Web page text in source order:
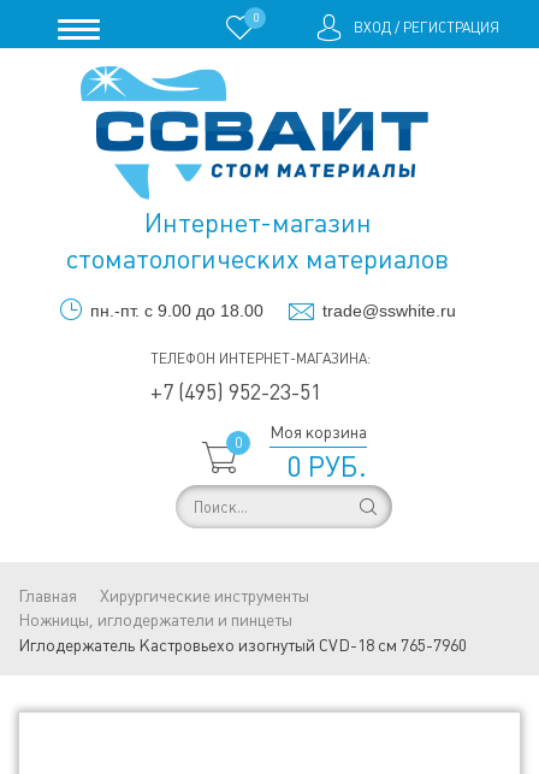
0
ВХОД/ РЕГИСТРАЦИЯ
Интернет-магазин
стоматологических материалов
пн.-пт. с 9.00 до 18.00 trade@sswhite.ru
ТЕЛЕФОН ИНТЕРНЕТ-МАГАЗИНА:
+7 (495) 952-23-51
0
Моя корзина
0 РУБ.
Главная
Хирургические инструменты
Ножницы, иглодержатели и пинцеты
Иглодержатель Кастровьехо изогнутый CVD-18 см 765-7960